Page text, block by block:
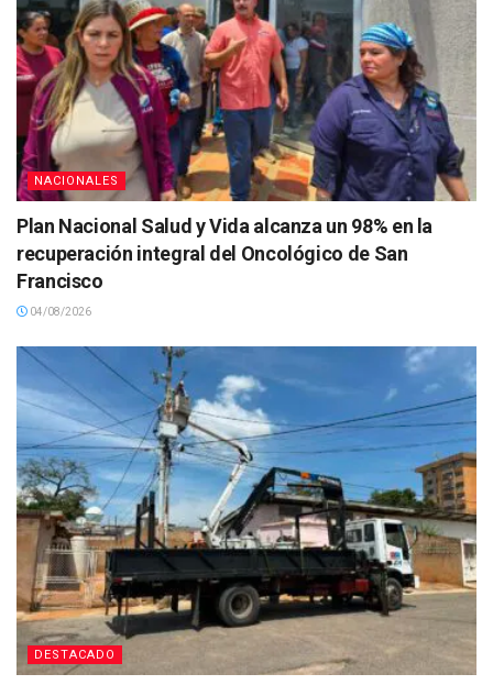
NACIONALES
Plan Nacional Salud y Vida alcanza un 98% en la
recuperación integral del Oncológico de San
Francisco
04/08/2026
DESTACADO